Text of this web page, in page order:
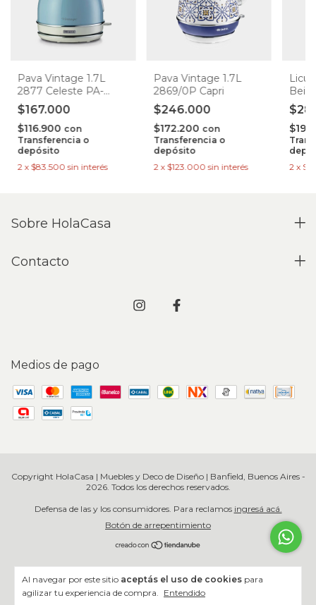
Al navegar por este sitio aceptás el uso de cookies para
agilizar tu experiencia de compra. Entendido
Pava Vintage 1.7L
2877 Celeste PA-
PE2877CEE-I
$167.000
$116.900 con
Transferencia o
depósito
2 x $83.500 sin interés
Pava Vintage 1.7L
2869/0P Capri
$246.000
$172.200 con
Transferencia o
depósito
2 x $123.000 sin interés
2 x
Sobre HolaCasa
Contacto
Medios de pago
Copyright HolaCasa | Muebles y Deco de Diseño | Banfield, Buenos Aires -
2026. Todos los derechos reservados.
Defensa de las y los consumidores. Para reclamos ingresá acá.
Botón de arrepentimiento